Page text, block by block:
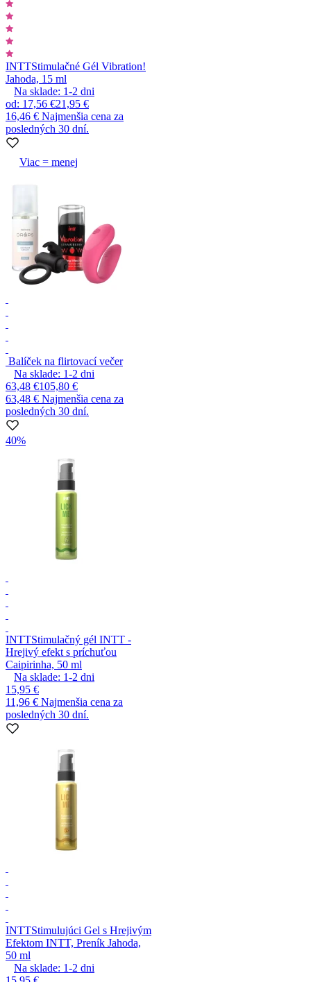
INTTStimulačné Gél Vibration!
Jahoda, 15 ml
Na sklade: 1-2 dni
od: 17,56 €21,95 €
16,46 € Najmenšia cena za
posledných 30 dní.
Viac = menej
Balíček na flirtovací večer
Na sklade: 1-2 dni
63,48 €105,80 €
63,48 € Najmenšia cena za
posledných 30 dní.
40%
INTTStimulačný gél INTT -
Hrejivý efekt s príchuťou
Caipirinha, 50 ml
Na sklade: 1-2 dni
15,95 €
11,96 € Najmenšia cena za
posledných 30 dní.
INTTStimulujúci Gel s Hrejivým
Efektom INTT, Preník Jahoda,
50 ml
Na sklade: 1-2 dni